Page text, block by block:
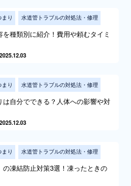
り 水道管トラブルの対処法・修理
種類別に紹介！費用や頼むタイミ
2025.12.03
り 水道管トラブルの対処法・修理
は自分でできる？人体への影響や対
2025.12.03
り 水道管トラブルの対処法・修理
の凍結防止対策3選！凍ったときの